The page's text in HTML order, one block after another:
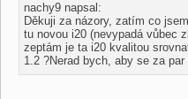
nachy9 napsal:
Děkuji za názory, zatím co
tu novou i20 (nevypadá vůbec
zeptám je ta i20 kvalitou
1.2 ?Nerad bych, aby se za